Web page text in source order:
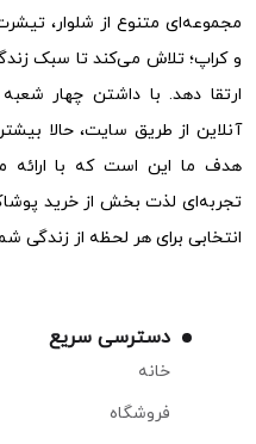
مجموعه‌ای متنوع از شلوار،
و کراپ؛ تلاش می‌کند تا سبک
ارتقا دهد. با داشتن چهار
آنلاین از طریق سایت، حالا
هدف ما این است که با
تجربه‌ای لذت بخش از خرید
انتخابی برای هر لحظه از زندگی
دسترسی سریع
خانه
فروشگاه